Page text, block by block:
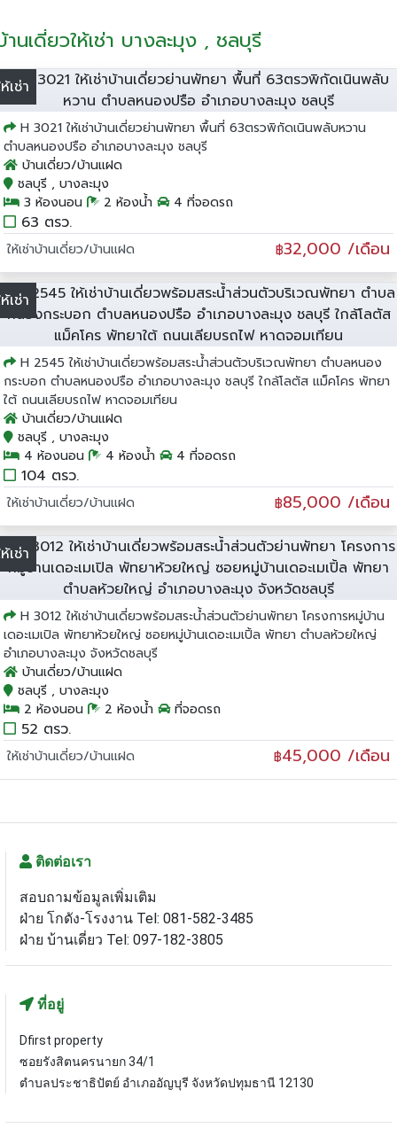
านเดี่ยวให้เช่า บางละมุง , ชลบุรี
เช่า
H 3021 ให้เช่าบ้านเดี่ยวย่านพัทยา พื้นที่ 63ตรวพิกัดเนินพลับหวาน
ตำบลหนองปรือ อำเภอบางละมุง ชลบุรี
บ้านเดี่ยว/บ้านแฝด
ชลบุรี , บางละมุง
3 ห้องนอน
2 ห้องน้ำ 4 ที่จอดรถ
63 ตรว.
ให้เช่าบ้านเดี่ยว/บ้านแฝด ฿32,000 /เดือน
เช่า
H 2545 ให้เช่าบ้านเดี่ยวพร้อมสระน้ำส่วนตัวบริเวณพัทยา ตำบลหนอง
กระบอก ตำบลหนองปรือ อำเภอบางละมุง ชลบุรี ใกล้โลตัส แม็คโคร พัทยา
ใต้ ถนนเลียบรถไฟ หาดจอมเทียน
บ้านเดี่ยว/บ้านแฝด
ชลบุรี , บางละมุง
4 ห้องนอน
4 ห้องน้ำ 4 ที่จอดรถ
104 ตรว.
ให้เช่าบ้านเดี่ยว/บ้านแฝด ฿85,000 /เดือน
เช่า
H 3012 ให้เช่าบ้านเดี่ยวพร้อมสระน้ำส่วนตัวย่านพัทยา โครงการหมู่บ้าน
เดอะเมเปิล พัทยาห้วยใหญ่ ซอยหมู่บ้านเดอะเมเปิ้ล พัทยา ตำบลห้วยใหญ่
อำเภอบางละมุง จังหวัดชลบุรี
บ้านเดี่ยว/บ้านแฝด
ชลบุรี , บางละมุง
2 ห้องนอน
2 ห้องน้ำ ที่จอดรถ
52 ตรว.
ให้เช่าบ้านเดี่ยว/บ้านแฝด ฿45,000 /เดือน
ติดต่อเรา
สอบถามข้อมูลเพิ่มเติม
ฝ่าย โกดัง-โรงงาน Tel: 081-582-3485
ฝ่าย บ้านเดี่ยว Tel: 097-182-3805
ที่อยู่
Dfirst property
ซอยรังสิตนครนายก 34/1
ตำบลประชาธิปัตย์ อำเภออัญบุรี จังหวัดปทุมธานี 12130